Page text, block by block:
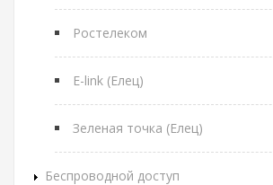
Ростелеком
E-link (Елец)
Зеленая точка (Елец)
Беспроводной доступ